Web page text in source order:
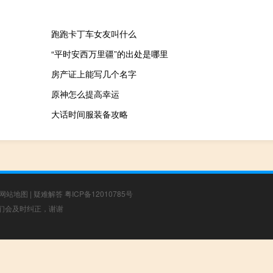
跑跑卡丁车女友叫什么
“平时安西万里疆”的出处是哪里
房产证上能写几个名字
原神怎么提高幸运
大话时间服装备攻略
站地图 | 疑难解答 粤ICP备12010785号
会及时纠正，谢谢